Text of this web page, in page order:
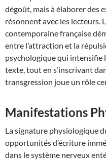
dégoût, mais à élaborer des
résonnent avec les
contemporaine française
entre l’attraction et la
psychologique qui intensifie
texte, tout en s’inscrivant
transgression joue un rôle
Manifestations
La signature physiologique
opportunités d’écriture
dans le système nerveux